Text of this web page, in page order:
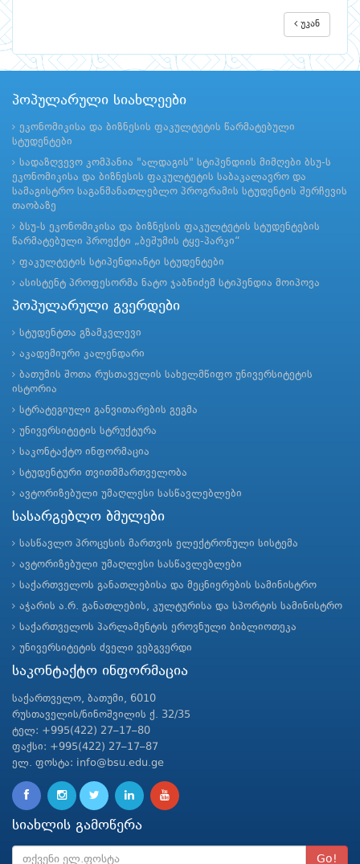
უკან
პოპულარული სიახლეები
ეკონომიკისა და ბიზნესის ფაკულტეტის წარმატებული
სტუდენტები
სადაზღვევო კომპანია "ალდაგის" სტიპენდიის მიმღები ბსუ-ს
ეკონომიკისა და ბიზნესის ფაკულტეტის საბაკალავრო და
სამაგისტრო საგანმანათლებლო პროგრამის სტუდენტის შერჩევის
თაობაზე
ბსუ-ს ეკონომიკისა და ბიზნესის ფაკულტეტის სტუდენტების
წარმატებული პროექტი „ბეშუმის ტყე-პარკი“
ფაკულტეტის სტიპენდიანტი სტუდენტები
ასისტენტ პროფესორმა ნატო ჯაბნიძემ სტიპენდია მოიპოვა
პოპულარული გვერდები
სტუდენტთა გზამკვლევი
აკადემიური კალენდარი
ბათუმის შოთა რუსთაველის სახელმწიფო უნივერსიტეტის
ისტორია
სტრატეგიული განვითარების გეგმა
უნივერსიტეტის სტრუქტურა
საკონტაქტო ინფორმაცია
სტუდენტური თვითმმართველობა
ავტორიზებული უმაღლესი სასწავლებლები
სასარგებლო ბმულები
სასწავლო პროცესის მართვის ელექტრონული სისტემა
ავტორიზებული უმაღლესი სასწავლებლები
საქართველოს განათლებისა და მეცნიერების სამინისტრო
აჭარის ა.რ. განათლების, კულტურისა და სპორტის სამინისტრო
საქართველოს პარლამენტის ეროვნული ბიბლიოთეკა
უნივერსიტეტის ძველი ვებგვერდი
საკონტაქტო ინფორმაცია
საქართველო, ბათუმი, 6010
რუსთაველის/ნინოშვილის ქ. 32/35
ტელ: +995(422) 27–17–80
ფაქსი: +995(422) 27–17–87
ელ. ფოსტა: info@bsu.edu.ge
სიახლის გამოწერა
Go!